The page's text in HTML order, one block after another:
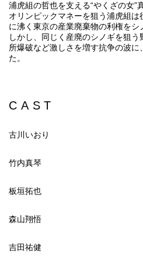
浦虎組の哲也を支える“やくざの女
オリンピックマネーを狙う浦虎組
に沸く東京の産業廃棄物の利権をシ
しかし、同じく産廃のシノギを狙
所爆破など激しさを増す抗争の波
た。
CAST
古川いおり
竹内真琴
板垣拓也
森山翔悟
吉田祐健